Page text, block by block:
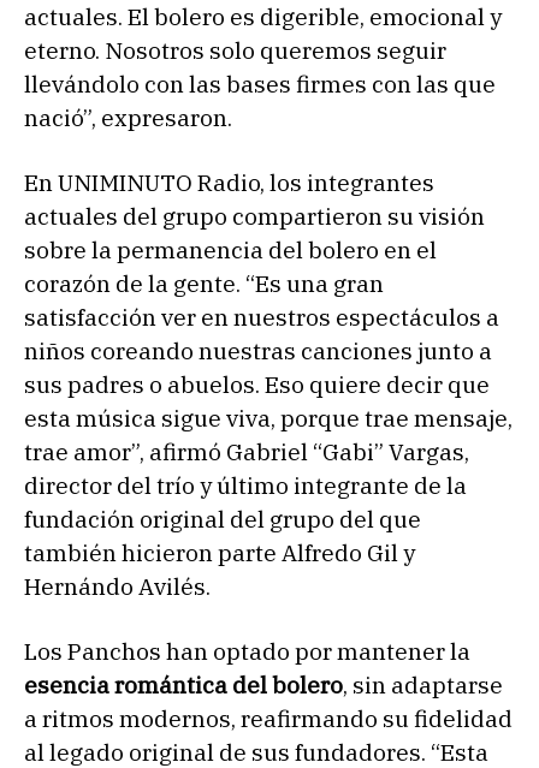
actuales. El bolero es digerible, emocional y
eterno. Nosotros solo queremos seguir
llevándolo con las bases firmes con las que
nació”, expresaron.
En UNIMINUTO Radio, los integrantes
actuales del grupo compartieron su visión
sobre la permanencia del bolero en el
corazón de la gente. “Es una gran
satisfacción ver en nuestros espectáculos a
niños coreando nuestras canciones junto a
sus padres o abuelos. Eso quiere decir que
esta música sigue viva, porque trae mensaje,
trae amor”, afirmó Gabriel “Gabi” Vargas,
director del trío y último integrante de la
fundación original del grupo del que
también hicieron parte Alfredo Gil y
Hernándo Avilés.
Los Panchos han optado por mantener la
esencia romántica del bolero, sin adaptarse
a ritmos modernos, reafirmando su fidelidad
al legado original de sus fundadores. “Esta